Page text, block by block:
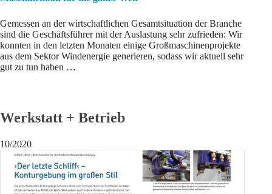
Gemessen an der wirtschaftlichen Gesamtsituation der Branche
sind die Geschäftsführer mit der Auslastung sehr zufrieden: Wir
konnten in den letzten Monaten einige Großmaschinenprojekte
aus dem Sektor Windenergie generieren, sodass wir aktuell sehr
gut zu tun haben …
Werkstatt + Betrieb
10/2020